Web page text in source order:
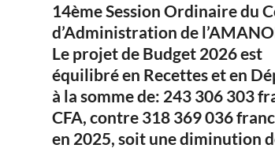
14ème Session Ordinaire du
d’Administration de
Le projet de Budget 2026 est
équilibré en Recettes et en
à la somme de: 243 306 303
CFA, contre 318 369 036
en 2025, soit une diminution